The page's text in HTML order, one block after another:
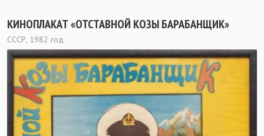
КИНОПЛАКАТ «ОТСТАВНОЙ КОЗЫ БАРАБАНЩИК»
СССР, 1982 год